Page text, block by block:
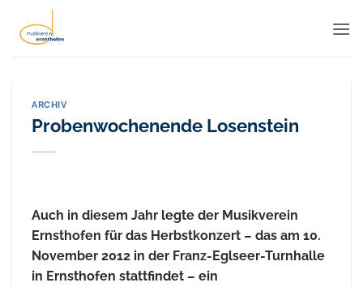
Inhalt
springen
ARCHIV
Probenwochenende Losenstein
Auch in diesem Jahr legte der Musikverein
Ernsthofen für das Herbstkonzert – das am 10.
November 2012 in der Franz-Eglseer-Turnhalle
in Ernsthofen stattfindet – ein